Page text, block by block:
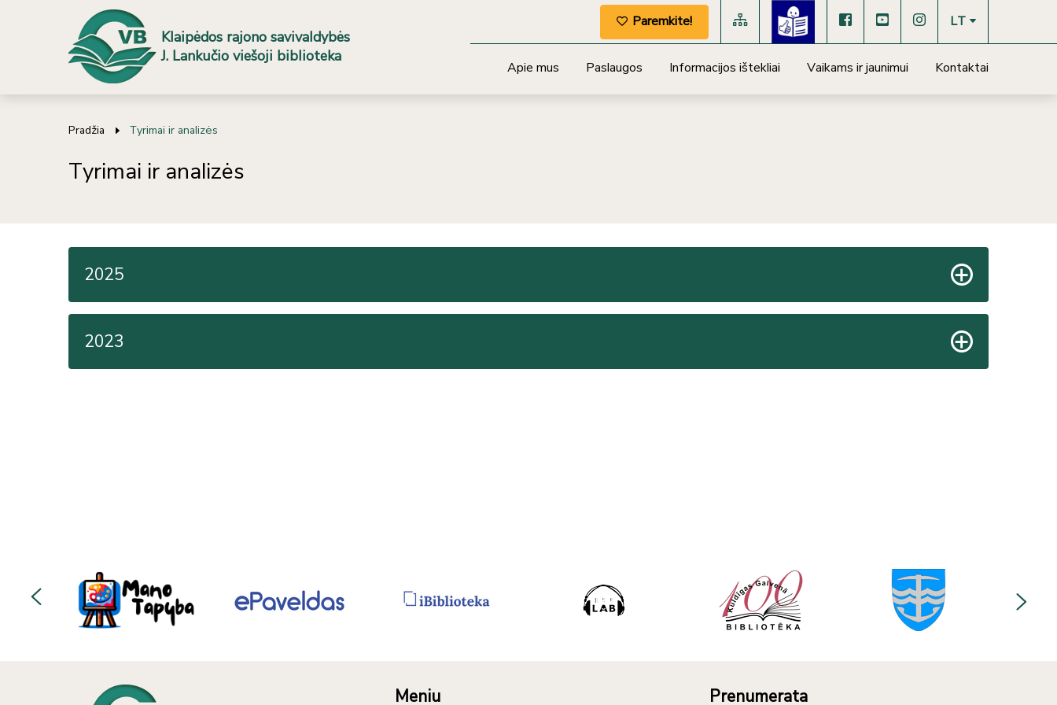
Klaipėdos rajono savivaldybės
J. Lankučio viešoji biblioteka
Paremkite! LT
Apie mus Paslaugos Informacijos ištekliai Vaikams ir jaunimui Kontaktai
Pradžia Tyrimai ir analizės
Tyrimai ir analizės
2025
2023
Meniu Prenumerata